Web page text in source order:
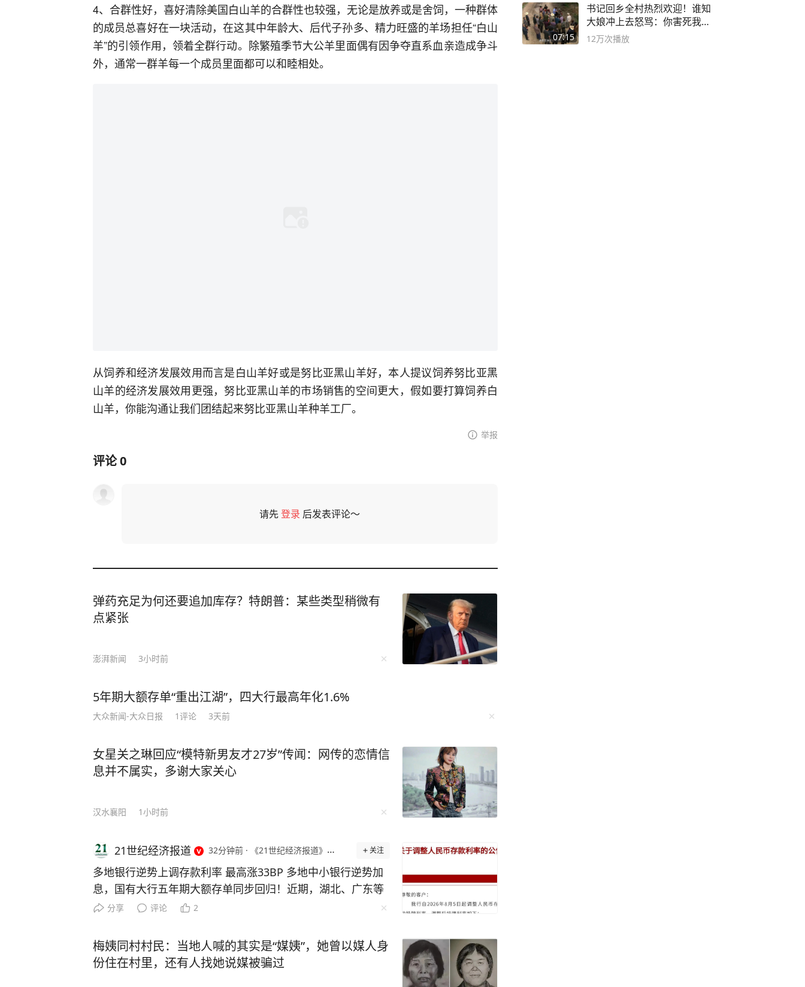
4、合群性好，喜好清除美国白山羊的合群性也较强，无论是放养或是舍饲，一种群体
的成员总喜好在一块活动，在这其中年龄大、后代子孙多、精力旺盛的羊场担任“白山
羊”的引领作用，领着全群行动。除繁殖季节大公羊里面偶有因争夺直系血亲造成争斗
外，通常一群羊每一个成员里面都可以和睦相处。
从饲养和经济发展效用而言是白山羊好或是努比亚黑山羊好，本人提议饲养努比亚黑
山羊的经济发展效用更强，努比亚黑山羊的市场销售的空间更大，假如要打算饲养白
山羊，你能沟通让我们团结起来努比亚黑山羊种羊工厂。
举报
评论0
请先登录 后发表评论～
弹药充足为何还要追加库存？特朗普：某些类型稍微有
点紧张
澎湃新闻 3小时前
5年期大额存单“重出江湖”，四大行最高年化1.6%
大众新闻-大众日报 1评论 3天前
女星关之琳回应“模特新男友才27岁”传闻：网传的恋情信
息并不属实，多谢大家关心
汉水襄阳 1小时前
21世纪经济报道 32分钟前 · 《21世纪经济报道》官方账号 关注
多地银行逆势上调存款利率 最高涨33BP 多地中小银行逆势加
息，国有大行五年期大额存单同步回归！近期，湖北、广东等
多地县域农商行、村镇银行逆势上调中长期定期存款利率，单
集中在县域，以农商行、村镇银行为主，城商行并未出现大范
围跟进。 业内分析指出，本轮中小银行局部加息行情，核心诱
因是国有大行重启五年期大额存单引发的资金虹吸效应，但这
分享 评论 2
梅姨同村村民：当地人喊的其实是“媒姨”，她曾以媒人身
份住在村里，还有人找她说媒被骗过
07:15
书记回乡全村热烈欢迎！谁知
大娘冲上去怒骂：你害死我儿
子
12万次播放